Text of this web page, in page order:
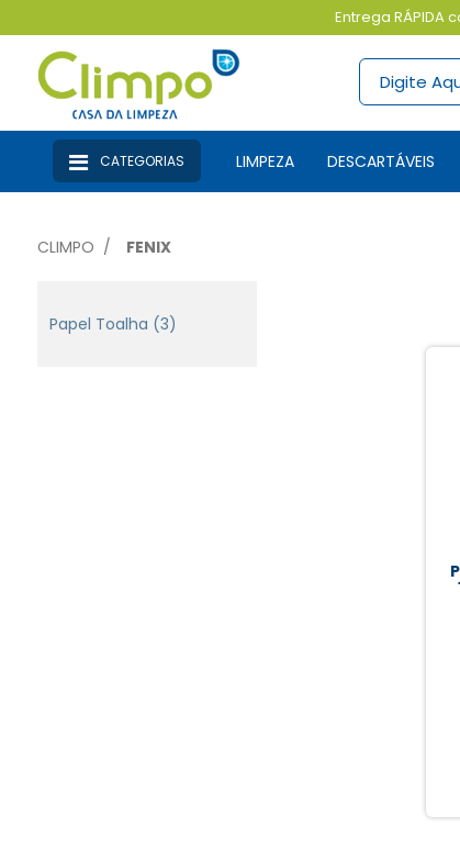
Entrega RÁPIDA
CATEGORIAS LIMPEZA DESCARTÁVEIS
CLIMPO FENIX
Papel Toalha (3)